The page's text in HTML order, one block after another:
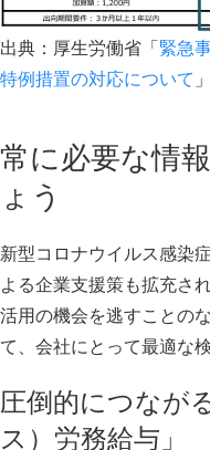
出典：厚生労働省「緊急
特例措置の対応について 」
常に必要な情
ょう
新型コロナウイルス感染
よる企業支援策も拡充さ
活用の機会を逃すことの
て、会社にとって最適な
圧倒的につなが
ス）労務給与」